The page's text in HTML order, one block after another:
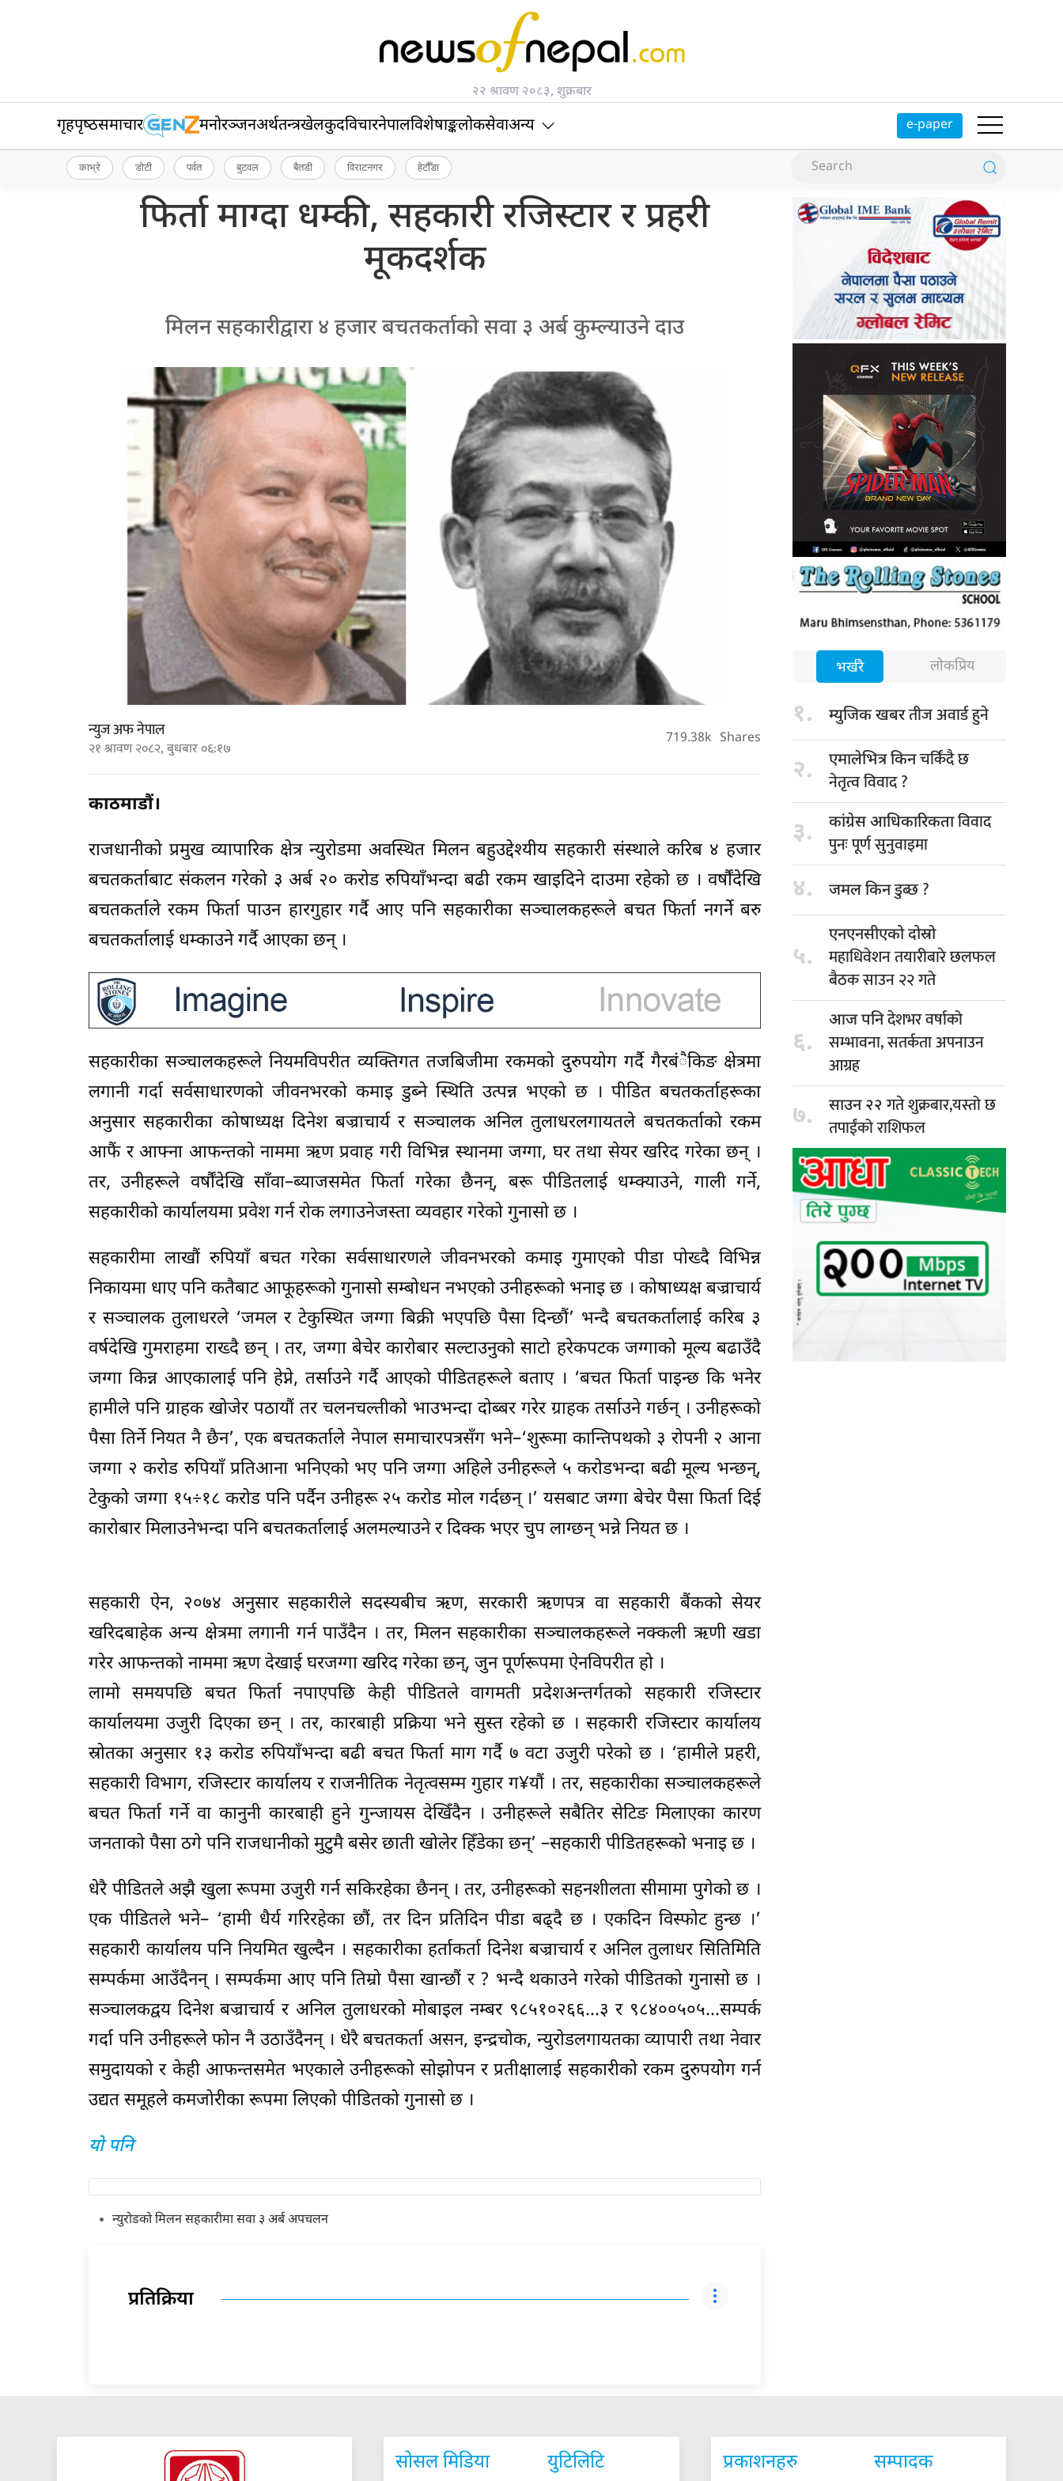
२२ श्रावण २०८३, शुक्रबार
गृहपृष्‍ठसमाचार मनोरञ्जनअर्थतन्त्रखेलकुदविचारनेपालविशेषाङ्कलोकसेवाअन्य e-paper
काभ्रे डोटी पर्वत बुटवल बैतडी विराटनगर हेटौँडा
फिर्ता माग्दा धम्की, सहकारी रजिस्टार र प्रहरी
मूकदर्शक
मिलन सहकारीद्वारा ४ हजार बचतकर्ताको सवा ३ अर्ब कुम्ल्याउने दाउ
न्युज अफ नेपाल
२१ श्रावण २०८२, बुधबार ०६:१७ 719.38k Shares
काठमाडौं।
राजधानीको प्रमुख व्यापारिक क्षेत्र न्युरोडमा अवस्थित मिलन बहुउद्देश्यीय सहकारी संस्थाले करिब ४ हजार
बचतकर्ताबाट संकलन गरेको ३ अर्ब २० करोड रुपियाँभन्दा बढी रकम खाइदिने दाउमा रहेको छ । वर्षौंदेखि
बचतकर्ताले रकम फिर्ता पाउन हारगुहार गर्दै आए पनि सहकारीका सञ्चालकहरूले बचत फिर्ता नगर्ने बरु
बचतकर्तालाई धम्काउने गर्दै आएका छन् ।
सहकारीका सञ्चालकहरूले नियमविपरीत व्यक्तिगत तजबिजीमा रकमको दुरुपयोग गर्दै गैरबंैकिङ क्षेत्रमा
लगानी गर्दा सर्वसाधारणको जीवनभरको कमाइ डुब्ने स्थिति उत्पन्न भएको छ । पीडित बचतकर्ताहरूका
अनुसार सहकारीका कोषाध्यक्ष दिनेश बज्राचार्य र सञ्चालक अनिल तुलाधरलगायतले बचतकर्ताको रकम
आफैं र आफ्ना आफन्तको नाममा ऋण प्रवाह गरी विभिन्न स्थानमा जग्गा, घर तथा सेयर खरिद गरेका छन् ।
तर, उनीहरूले वर्षौंदेखि साँवा–ब्याजसमेत फिर्ता गरेका छैनन्, बरू पीडितलाई धम्क्याउने, गाली गर्ने,
सहकारीको कार्यालयमा प्रवेश गर्न रोक लगाउनेजस्ता व्यवहार गरेको गुनासो छ ।
सहकारीमा लाखौं रुपियाँ बचत गरेका सर्वसाधारणले जीवनभरको कमाइ गुमाएको पीडा पोख्दै विभिन्न
निकायमा धाए पनि कतैबाट आफूहरूको गुनासो सम्बोधन नभएको उनीहरूको भनाइ छ । कोषाध्यक्ष बज्राचार्य
र सञ्चालक तुलाधरले ‘जमल र टेकुस्थित जग्गा बिक्री भएपछि पैसा दिन्छौं’ भन्दै बचतकर्तालाई करिब ३
वर्षदेखि गुमराहमा राख्दै छन् । तर, जग्गा बेचेर कारोबार सल्टाउनुको साटो हरेकपटक जग्गाको मूल्य बढाउँदै
जग्गा किन्न आएकालाई पनि हेप्ने, तर्साउने गर्दै आएको पीडितहरूले बताए । ‘बचत फिर्ता पाइन्छ कि भनेर
हामीले पनि ग्राहक खोजेर पठायौं तर चलनचल्तीको भाउभन्दा दोब्बर गरेर ग्राहक तर्साउने गर्छन् । उनीहरूको
पैसा तिर्ने नियत नै छैन’, एक बचतकर्ताले नेपाल समाचारपत्रसँग भने–‘शुरूमा कान्तिपथको ३ रोपनी २ आना
जग्गा २ करोड रुपियाँ प्रतिआना भनिएको भए पनि जग्गा अहिले उनीहरूले ५ करोडभन्दा बढी मूल्य भन्छन्,
टेकुको जग्गा १५÷१८ करोड पनि पर्दैन उनीहरू २५ करोड मोल गर्दछन् ।’ यसबाट जग्गा बेचेर पैसा फिर्ता दिई
कारोबार मिलाउनेभन्दा पनि बचतकर्तालाई अलमल्याउने र दिक्क भएर चुप लाग्छन् भन्ने नियत छ ।
सहकारी ऐन, २०७४ अनुसार सहकारीले सदस्यबीच ऋण, सरकारी ऋणपत्र वा सहकारी बैंकको सेयर
खरिदबाहेक अन्य क्षेत्रमा लगानी गर्न पाउँदैन । तर, मिलन सहकारीका सञ्चालकहरूले नक्कली ऋणी खडा
गरेर आफन्तको नाममा ऋण देखाई घरजग्गा खरिद गरेका छन्, जुन पूर्णरूपमा ऐनविपरीत हो ।
लामो समयपछि बचत फिर्ता नपाएपछि केही पीडितले वागमती प्रदेशअन्तर्गतको सहकारी रजिस्टार
कार्यालयमा उजुरी दिएका छन् । तर, कारबाही प्रक्रिया भने सुस्त रहेको छ । सहकारी रजिस्टार कार्यालय
स्रोतका अनुसार १३ करोड रुपियाँभन्दा बढी बचत फिर्ता माग गर्दै ७ वटा उजुरी परेको छ । ‘हामीले प्रहरी,
सहकारी विभाग, रजिस्टार कार्यालय र राजनीतिक नेतृत्वसम्म गुहार ग¥यौं । तर, सहकारीका सञ्चालकहरूले
बचत फिर्ता गर्ने वा कानुनी कारबाही हुने गुन्जायस देखिँदैन । उनीहरूले सबैतिर सेटिङ मिलाएका कारण
जनताको पैसा ठगे पनि राजधानीको मुटुमै बसेर छाती खोलेर हिँडेका छन्’ –सहकारी पीडितहरूको भनाइ छ ।
धेरै पीडितले अझै खुला रूपमा उजुरी गर्न सकिरहेका छैनन् । तर, उनीहरूको सहनशीलता सीमामा पुगेको छ ।
एक पीडितले भने– ‘हामी धैर्य गरिरहेका छौं, तर दिन प्रतिदिन पीडा बढ्दै छ । एकदिन विस्फोट हुन्छ ।’
सहकारी कार्यालय पनि नियमित खुल्दैन । सहकारीका हर्ताकर्ता दिनेश बज्राचार्य र अनिल तुलाधर सितिमिति
सम्पर्कमा आउँदैनन् । सम्पर्कमा आए पनि तिम्रो पैसा खान्छौं र ? भन्दै थकाउने गरेको पीडितको गुनासो छ ।
सञ्चालकद्वय दिनेश बज्राचार्य र अनिल तुलाधरको मोबाइल नम्बर ९८५१०२६६…३ र ९८४००५०५…सम्पर्क
गर्दा पनि उनीहरूले फोन नै उठाउँदैनन् । धेरै बचतकर्ता असन, इन्द्रचोक, न्युरोडलगायतका व्यापारी तथा नेवार
समुदायको र केही आफन्तसमेत भएकाले उनीहरूको सोझोपन र प्रतीक्षालाई सहकारीको रकम दुरुपयोग गर्न
उद्यत समूहले कमजोरीका रूपमा लिएको पीडितको गुनासो छ ।
यो पनि
न्युरोडको मिलन सहकारीमा सवा ३ अर्ब अपचलन
प्रतिक्रिया
भर्खरै लोकप्रिय
१. म्युजिक खबरतीज अवार्ड हुने
२. एमालेभित्र किनचर्किंदै छ
नेतृत्व विवाद ?
३. कांग्रेस आधिकारिकताविवाद
पुनः पूर्ण सुनुवाइमा
४. जमल किनडुब्छ ?
५.
एनएनसीएको दोस्रो
महाधिवेशन तयारीबारे छलफल
बैठक साउन २२ गते
६.
आज पनिदेशभर वर्षाको
सम्भावना, सतर्कता अपनाउन
आग्रह
७. साउन २२गते शुक्रबार,यस्तो छ
तपाईंको राशिफल
सोसल मिडिया युटिलिटि प्रकाशनहरु सम्पादक